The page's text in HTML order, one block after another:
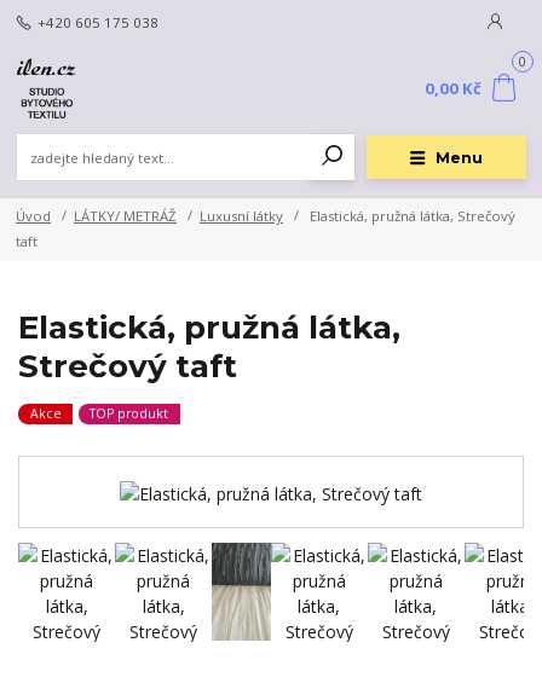
Menu
+420 605 175 038
0
0,00 Kč
Úvod LÁTKY/ METRÁŽ Luxusní látky
Elastická, pružná látka, Strečový
taft
Elastická, pružná látka,
Strečový taft
Akce TOP produkt